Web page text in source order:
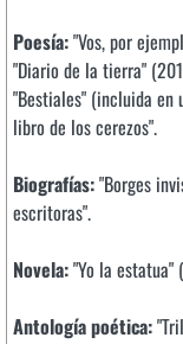
Poesía:"Vos, por
"Diario de la tierra"
"Bestiales" (incluida en
libro de los cerezos".
Biografías:"Borges
escritoras".
Novela:"Yo la estatua"
Antología poética: